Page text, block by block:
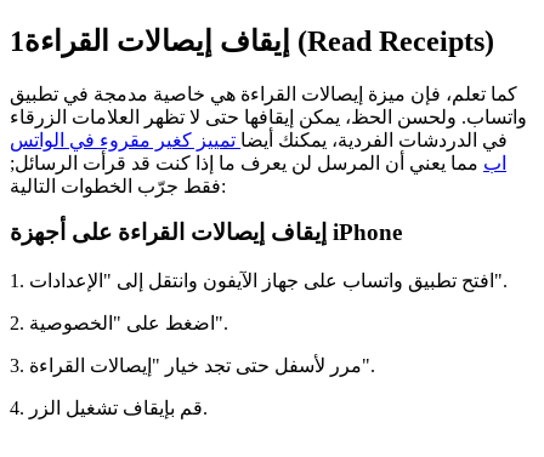
1 إيقاف إيصالات القراءة (Read Receipts)
كما تعلم، فإن ميزة إيصالات القراءة هي خاصية مدمجة في تطبيق
واتساب. ولحسن الحظ، يمكن إيقافها حتى لا تظهر العلامات الزرقاء
في الدردشات الفردية، يمكنك أيضا تمييز كغير مقروء في الواتس
اب مما يعني أن المرسل لن يعرف ما إذا كنت قد قرأت الرسائل;
فقط جرّب الخطوات التالية:
إيقاف إيصالات القراءة على أجهزة iPhone
1. افتح تطبيق واتساب على جهاز الآيفون وانتقل إلى "الإعدادات".
2. اضغط على "الخصوصية".
3. مرر لأسفل حتى تجد خيار "إيصالات القراءة".
4. قم بإيقاف تشغيل الزر.